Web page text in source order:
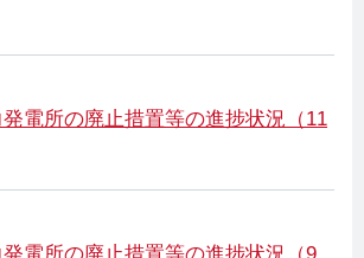
電所の廃止措置等の進捗状況（11